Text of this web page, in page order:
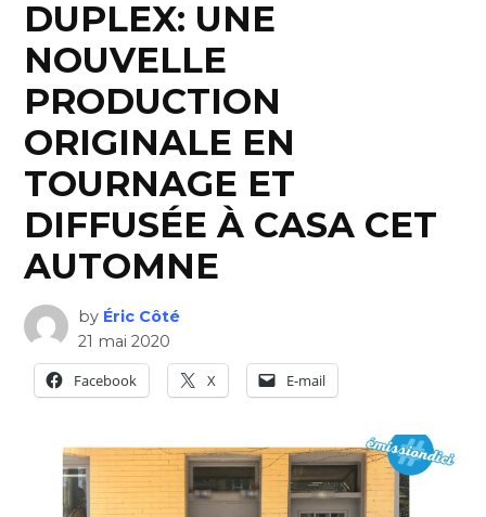
DUPLEX: UNE
NOUVELLE
PRODUCTION
ORIGINALE EN
TOURNAGE ET
DIFFUSÉE À CASA CET
AUTOMNE
by Éric Côté
21 mai 2020
Facebook
X E-mail